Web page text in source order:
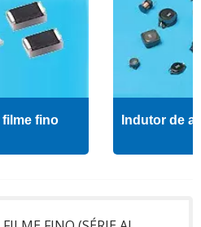
filme fino Indutor de